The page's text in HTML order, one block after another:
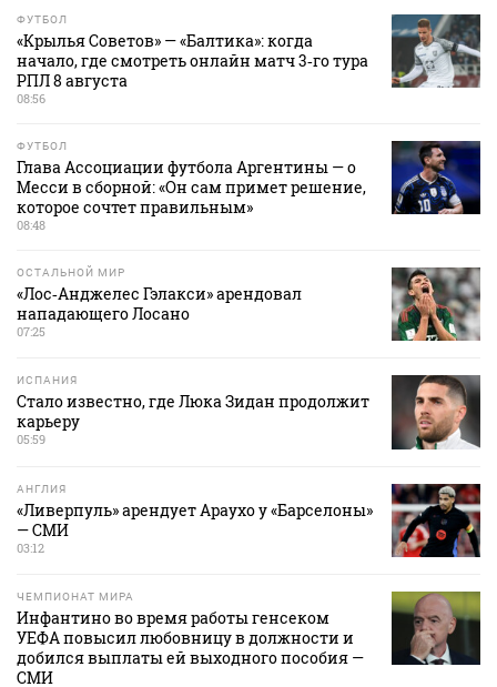
ФУТБОЛ
«Крылья Советов» — «Балтика»: когда
начало, где смотреть онлайн матч 3‑го тура
РПЛ 8 августа
08:56
ФУТБОЛ
Глава Ассоциации футбола Аргентины — о
Месси в сборной: «Он сам примет решение,
которое сочтет правильным»
08:48
ОСТАЛЬНОЙ МИР
«Лос‑Анджелес Гэлакси» арендовал
нападающего Лосано
07:25
ИСПАНИЯ
Стало известно, где Люка Зидан продолжит
карьеру
05:59
АНГЛИЯ
«Ливерпуль» арендует Араухо у «Барселоны»
— СМИ
03:12
ЧЕМПИОНАТ МИРА
Инфантино во время работы генсеком
УЕФА повысил любовницу в должности и
добился выплаты ей выходного пособия —
СМИ